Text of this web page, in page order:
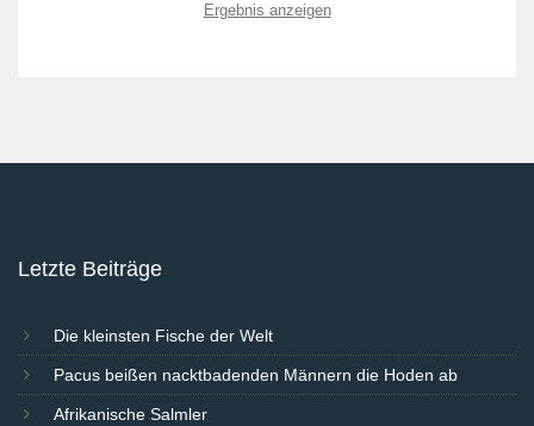
Ergebnis anzeigen
Letzte Beiträge
Die kleinsten Fische der Welt
Pacus beißen nacktbadenden Männern die Hoden ab
Afrikanische Salmler